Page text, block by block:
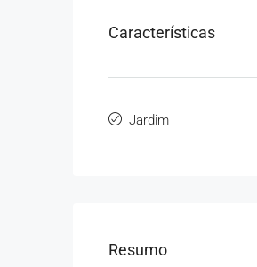
Características
Jardim
Resumo